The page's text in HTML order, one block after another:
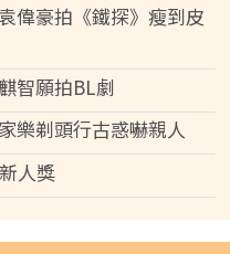
偉豪拍《鐵探》瘦到皮
智願拍BL劇
樂剃頭行古惑嚇親人
人獎